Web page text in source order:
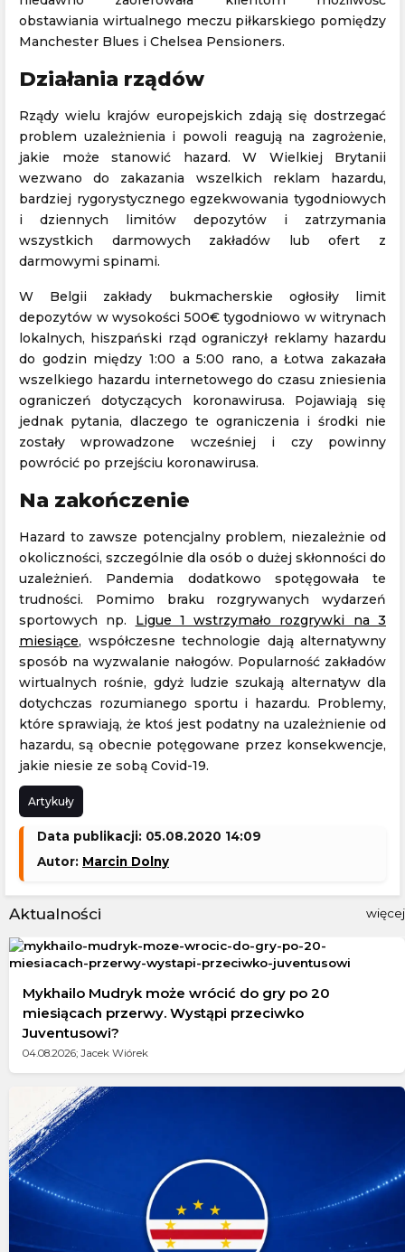
obstawiania wirtualnego meczu piłkarskiego pomiędzy
Manchester Blues i Chelsea Pensioners.
Działania rządów
Rządy wielu krajów europejskich zdają się dostrzegać
problem uzależnienia i powoli reagują na zagrożenie,
jakie może stanowić hazard. W Wielkiej Brytanii
wezwano do zakazania wszelkich reklam hazardu,
bardziej rygorystycznego egzekwowania tygodniowych
i dziennych limitów depozytów i zatrzymania
wszystkich darmowych zakładów lub ofert z
darmowymi spinami.
W Belgii zakłady bukmacherskie ogłosiły limit
depozytów w wysokości 500€ tygodniowo w witrynach
lokalnych, hiszpański rząd ograniczył reklamy hazardu
do godzin między 1:00 a 5:00 rano, a Łotwa zakazała
wszelkiego hazardu internetowego do czasu zniesienia
ograniczeń dotyczących koronawirusa. Pojawiają się
jednak pytania, dlaczego te ograniczenia i środki nie
zostały wprowadzone wcześniej i czy powinny
powrócić po przejściu koronawirusa.
Na zakończenie
Hazard to zawsze potencjalny problem, niezależnie od
okoliczności, szczególnie dla osób o dużej skłonności do
uzależnień. Pandemia dodatkowo spotęgowała te
trudności. Pomimo braku rozgrywanych wydarzeń
sportowych np. Ligue 1 wstrzymało rozgrywki na 3
miesiące, współczesne technologie dają alternatywny
sposób na wyzwalanie nałogów. Popularność zakładów
wirtualnych rośnie, gdyż ludzie szukają alternatyw dla
dotychczas rozumianego sportu i hazardu. Problemy,
które sprawiają, że ktoś jest podatny na uzależnienie od
hazardu, są obecnie potęgowane przez konsekwencje,
jakie niesie ze sobą Covid-19.
Artykuły
Data publikacji: 05.08.2020 14:09
Autor: Marcin Dolny
Aktualności więcej
Mykhailo Mudryk może wrócić do gry po 20
miesiącach przerwy. Wystąpi przeciwko
Juventusowi?
04.08.2026; Jacek Wiórek